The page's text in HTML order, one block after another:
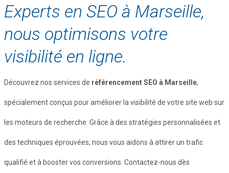
Experts en SEO à Marseille,
nous optimisons votre
visibilité en ligne.
Découvrez nos services de référencement SEO à Marseille,
spécialement conçus pour améliorer la visibilité de votre site web sur
les moteurs de recherche. Grâce à des stratégies personnalisées et
des techniques éprouvées, nous vous aidons à attirer un trafic
qualifié et à booster vos conversions. Contactez-nous dès